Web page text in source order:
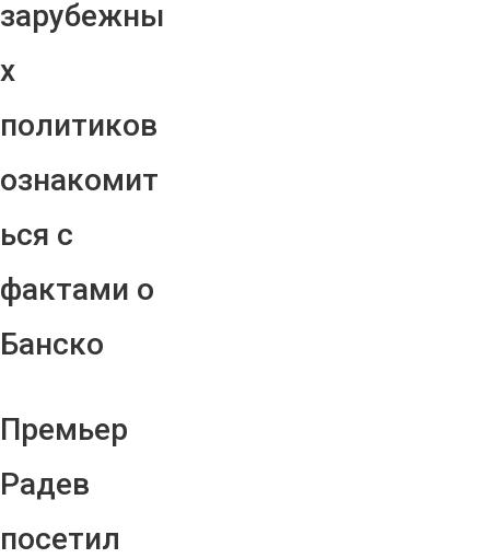
зарубежны
х
политиков
ознакомит
ься с
фактами о
Банско
Премьер
Радев
посетил